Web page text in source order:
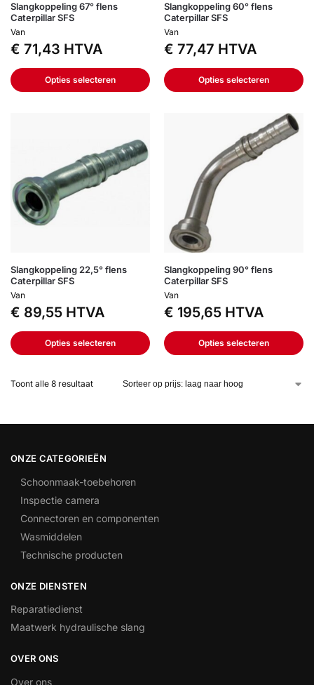
Slangkoppeling 67° flens
Caterpillar SFS
Van
€ 71,43 HTVA
Opties selecteren
Slangkoppeling 60° flens
Caterpillar SFS
Van
€ 77,47 HTVA
Opties selecteren
Slangkoppeling 22,5° flens
Caterpillar SFS
Van
€ 89,55 HTVA
Opties selecteren
Slangkoppeling 90° flens
Caterpillar SFS
Van
€ 195,65 HTVA
Opties selecteren
Toont alle 8 resultaat
ONZE CATEGORIEËN
Schoonmaak-toebehoren
Inspectie camera
Connectoren en componenten
Wasmiddelen
Technische producten
ONZE DIENSTEN
Reparatiedienst
Maatwerk hydraulische slang
OVER ONS
Over ons